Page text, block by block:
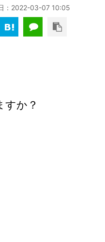
2022-03-07 10:05
すか？